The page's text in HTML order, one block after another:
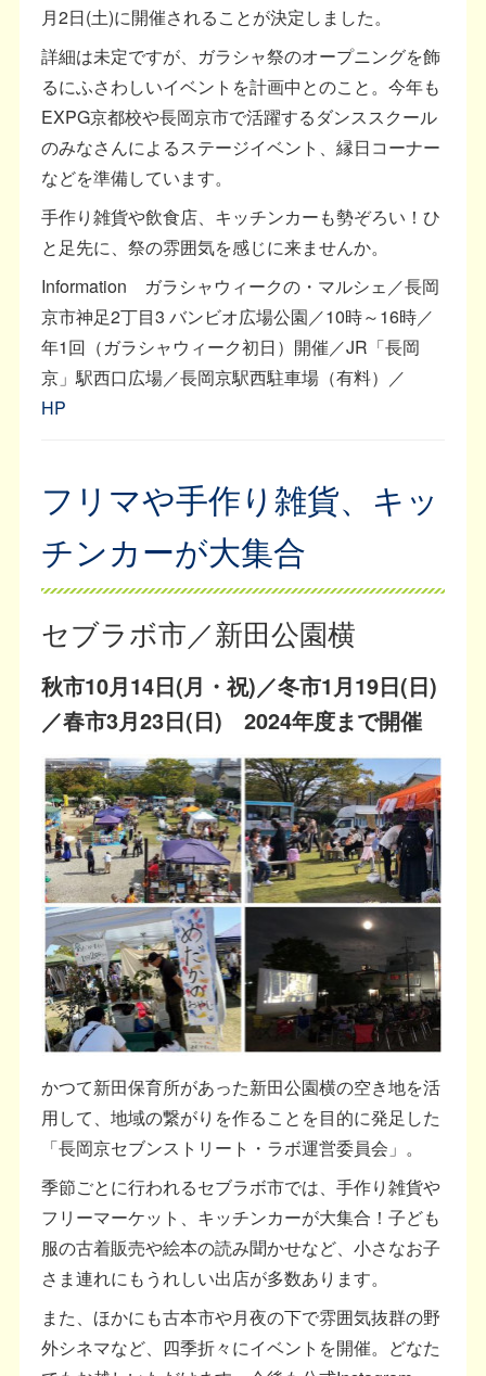
月2日(土)に開催されることが決定しました。
詳細は未定ですが、ガラシャ祭のオープニングを飾
るにふさわしいイベントを計画中とのこと。今年も
EXPG京都校や長岡京市で活躍するダンススクール
のみなさんによるステージイベント、縁日コーナー
などを準備しています。
手作り雑貨や飲食店、キッチンカーも勢ぞろい！ひ
と足先に、祭の雰囲気を感じに来ませんか。
Information ガラシャウィークの・マルシェ／長岡
京市神足2丁目3 バンビオ広場公園／10時～16時／
年1回（ガラシャウィーク初日）開催／JR「長岡
京」駅西口広場／長岡京駅西駐車場（有料）／
HP
フリマや手作り雑貨、キッ
チンカーが大集合
セブラボ市／新田公園横
秋市10月14日(月・祝)／冬市1月19日(日)
／春市3月23日(日) 2024年度まで開催
かつて新田保育所があった新田公園横の空き地を活
用して、地域の繋がりを作ることを目的に発足した
「長岡京セブンストリート・ラボ運営委員会」。
季節ごとに行われるセブラボ市では、手作り雑貨や
フリーマーケット、キッチンカーが大集合！子ども
服の古着販売や絵本の読み聞かせなど、小さなお子
さま連れにもうれしい出店が多数あります。
また、ほかにも古本市や月夜の下で雰囲気抜群の野
外シネマなど、四季折々にイベントを開催。どなた